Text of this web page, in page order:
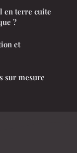
en terre cuite
?
et
sur mesure